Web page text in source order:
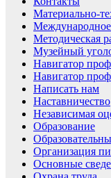
Материально-
Международное
Методическая
Музейный
Навигатор
Навигатор
Написать нам
Наставничество
Независимая
Образование
Организация
Основные